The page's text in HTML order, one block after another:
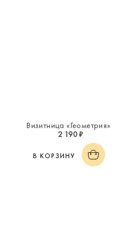
Визитница «Геометрия»
2 190 ₽
В КОРЗИНУ